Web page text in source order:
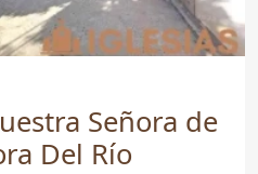
Señora de
Del Río